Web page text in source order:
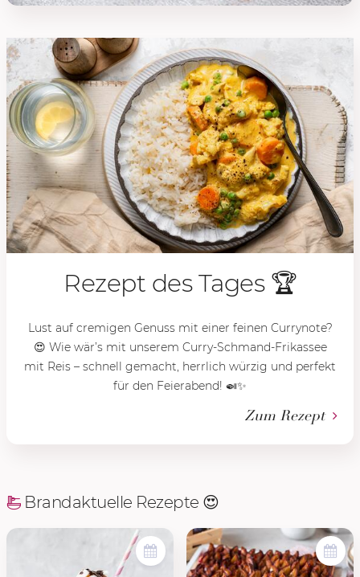
Rezept des Tages 🏆
Lust auf cremigen Genuss mit einer feinen Currynote?
😍 Wie wär’s mit unserem Curry-Schmand-Frikassee
mit Reis – schnell gemacht, herrlich würzig und perfekt
für den Feierabend! 🍛✨
Zum Rezept
Brandaktuelle Rezepte 😍